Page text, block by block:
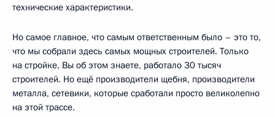
технические характеристики.
Но самое главное, что самым ответственным было – это то,
что мы собрали здесь самых мощных строителей. Только
на стройке, Вы об этом знаете, работало 30 тысяч
строителей. Но ещё производители щебня, производители
металла, сетевики, которые сработали просто великолепно
на этой трассе.